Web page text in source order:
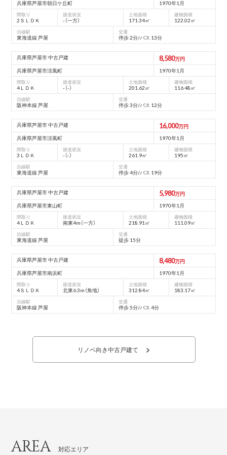
兵庫県芦屋市朝⽇ケ丘町 1970年1月
間取り
2ＳＬＤＫ
接道状況
-（⼀⽅）
土地面積
171.34㎡
建物面積
122.02㎡
沿線駅
東海道線 芦屋
交通
停歩 2分/バス 13分
兵庫県芦屋市 中古戸建 8,580万円
兵庫県芦屋市涼⾵町
1970年1月
間取り
4ＬＤＫ
接道状況
-（-）
土地面積
201.62㎡
建物面積
116.48㎡
沿線駅
阪神本線 芦屋
交通
停歩 3分/バス 12分
兵庫県芦屋市 中古戸建 16,000万円
兵庫県芦屋市涼⾵町
1970年1月
間取り
3ＬＤＫ
接道状況
-（-）
土地面積
261.9㎡
建物面積
195㎡
沿線駅
東海道線 芦屋
交通
停歩 4分/バス 19分
兵庫県芦屋市 中古戸建 5,980万円
兵庫県芦屋市東⼭町
1970年1月
間取り
4ＬＤＫ
接道状況
南東4m（⼀⽅）
土地面積
218.91㎡
建物面積
111.09㎡
沿線駅
東海道線 芦屋
交通
徒歩 15分
兵庫県芦屋市 中古戸建 8,480万円
兵庫県芦屋市南浜町
1970年1月
間取り
4ＳＬＤＫ
接道状況
北東6.3m（⾓地）
土地面積
312.84㎡
建物面積
183.17㎡
沿線駅
阪神本線 芦屋
交通
停歩 5分/バス 4分
リノベ向き中古戸建て
AREA 対応エリア